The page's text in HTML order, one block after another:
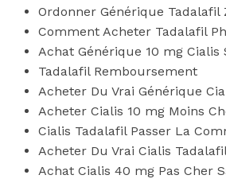
Ordonner Générique Tadalafil
Comment Acheter Tadalafil
Achat Générique 10 mg Cialis
Tadalafil Remboursement
Acheter Du Vrai Générique
Acheter Cialis 10 mg Moins
Cialis Tadalafil Passer La
Acheter Du Vrai Cialis
Achat Cialis 40 mg Pas Cher